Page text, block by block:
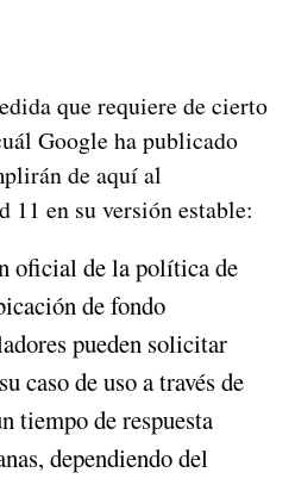
que requiere de cierto
Google ha publicado
de aquí al
11 en su versión estable:
oficial de la política de
de fondo
pueden solicitar
caso de uso a través de
tiempo de respuesta
dependiendo del